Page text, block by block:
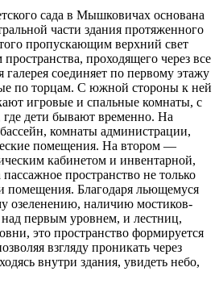
сада в Мышковичах основана
части здания протяженного
пропускающим верхний свет
проходящего через все
галерея соединяет по первому этажу
по торцам. С южной стороны к ней
игровые и спальные комнаты, с
дети бывают временно. На
комнаты администрации,
помещения. На втором —
кабинетом и инвентарной,
пространство не только
помещения. Благодаря льющемуся
озеленению, наличию мостиков-
первым уровнем, и лестниц,
это пространство формируется
взгляду проникать через
внутри здания, увидеть небо,